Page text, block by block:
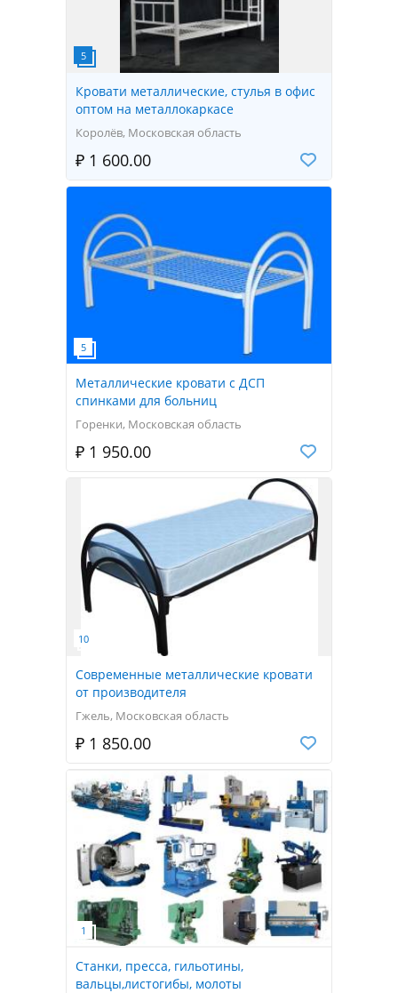
Кровати металлические, стулья в офис
оптом на металлокаркасе
Королёв, Московская область
₽ 1 600.00
Металлические кровати с ДСП
спинками для больниц
Горенки, Московская область
₽ 1 950.00
Современные металлические кровати
от производителя
Гжель, Московская область
₽ 1 850.00
Станки, пресса, гильотины,
вальцы,листогибы, молоты